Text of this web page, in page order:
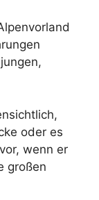
oder es
wenn er
großen